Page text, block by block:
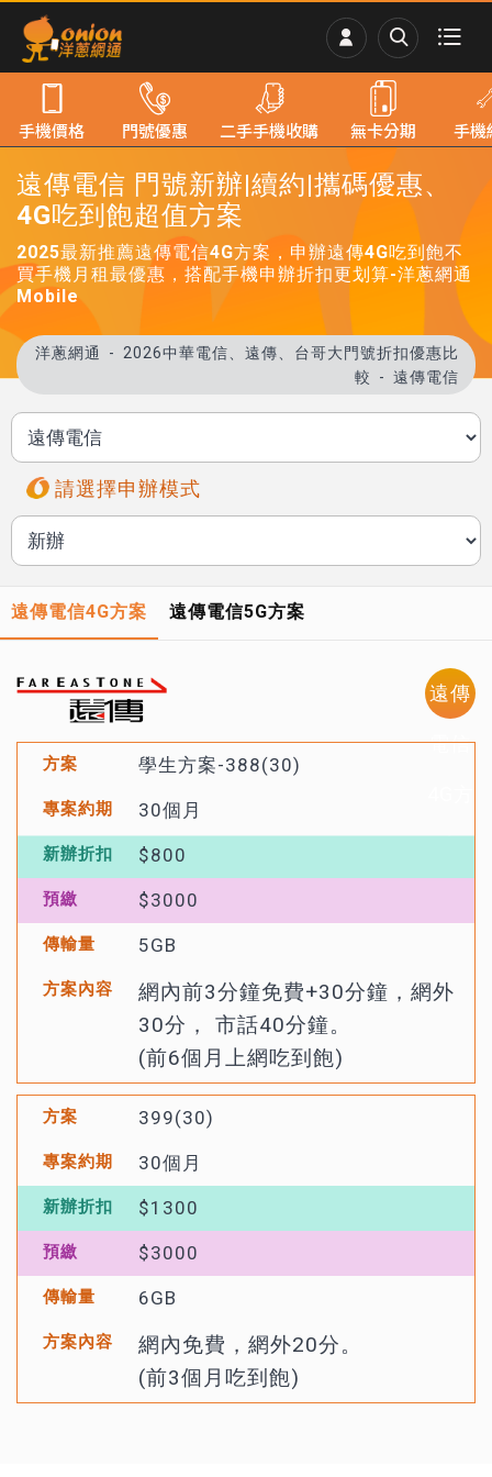
遠傳電信 門號新辦|續約|攜碼優惠、
4G吃到飽超值方案
2025最新推薦遠傳電信4G方案，申辦遠傳4G吃到飽不
買手機月租最優惠，搭配手機申辦折扣更划算-洋蔥網通
Mobile
洋蔥網通
2026中華電信、遠傳、台哥大門號折扣優惠比
較
遠傳電信
請選擇申辦模式
遠傳電信4G方案 遠傳電信5G方案
遠傳
電信
學生方案-388(30)
30個月
$800
$3000
5GB
網內前3分鐘免費+30分鐘，網外
30分， 市話40分鐘。
(前6個月上網吃到飽)
399(30)
30個月
$1300
$3000
6GB
網內免費，網外20分。
(前3個月吃到飽)
手機價格 門號優惠 二手手機收購 無卡分期 手機